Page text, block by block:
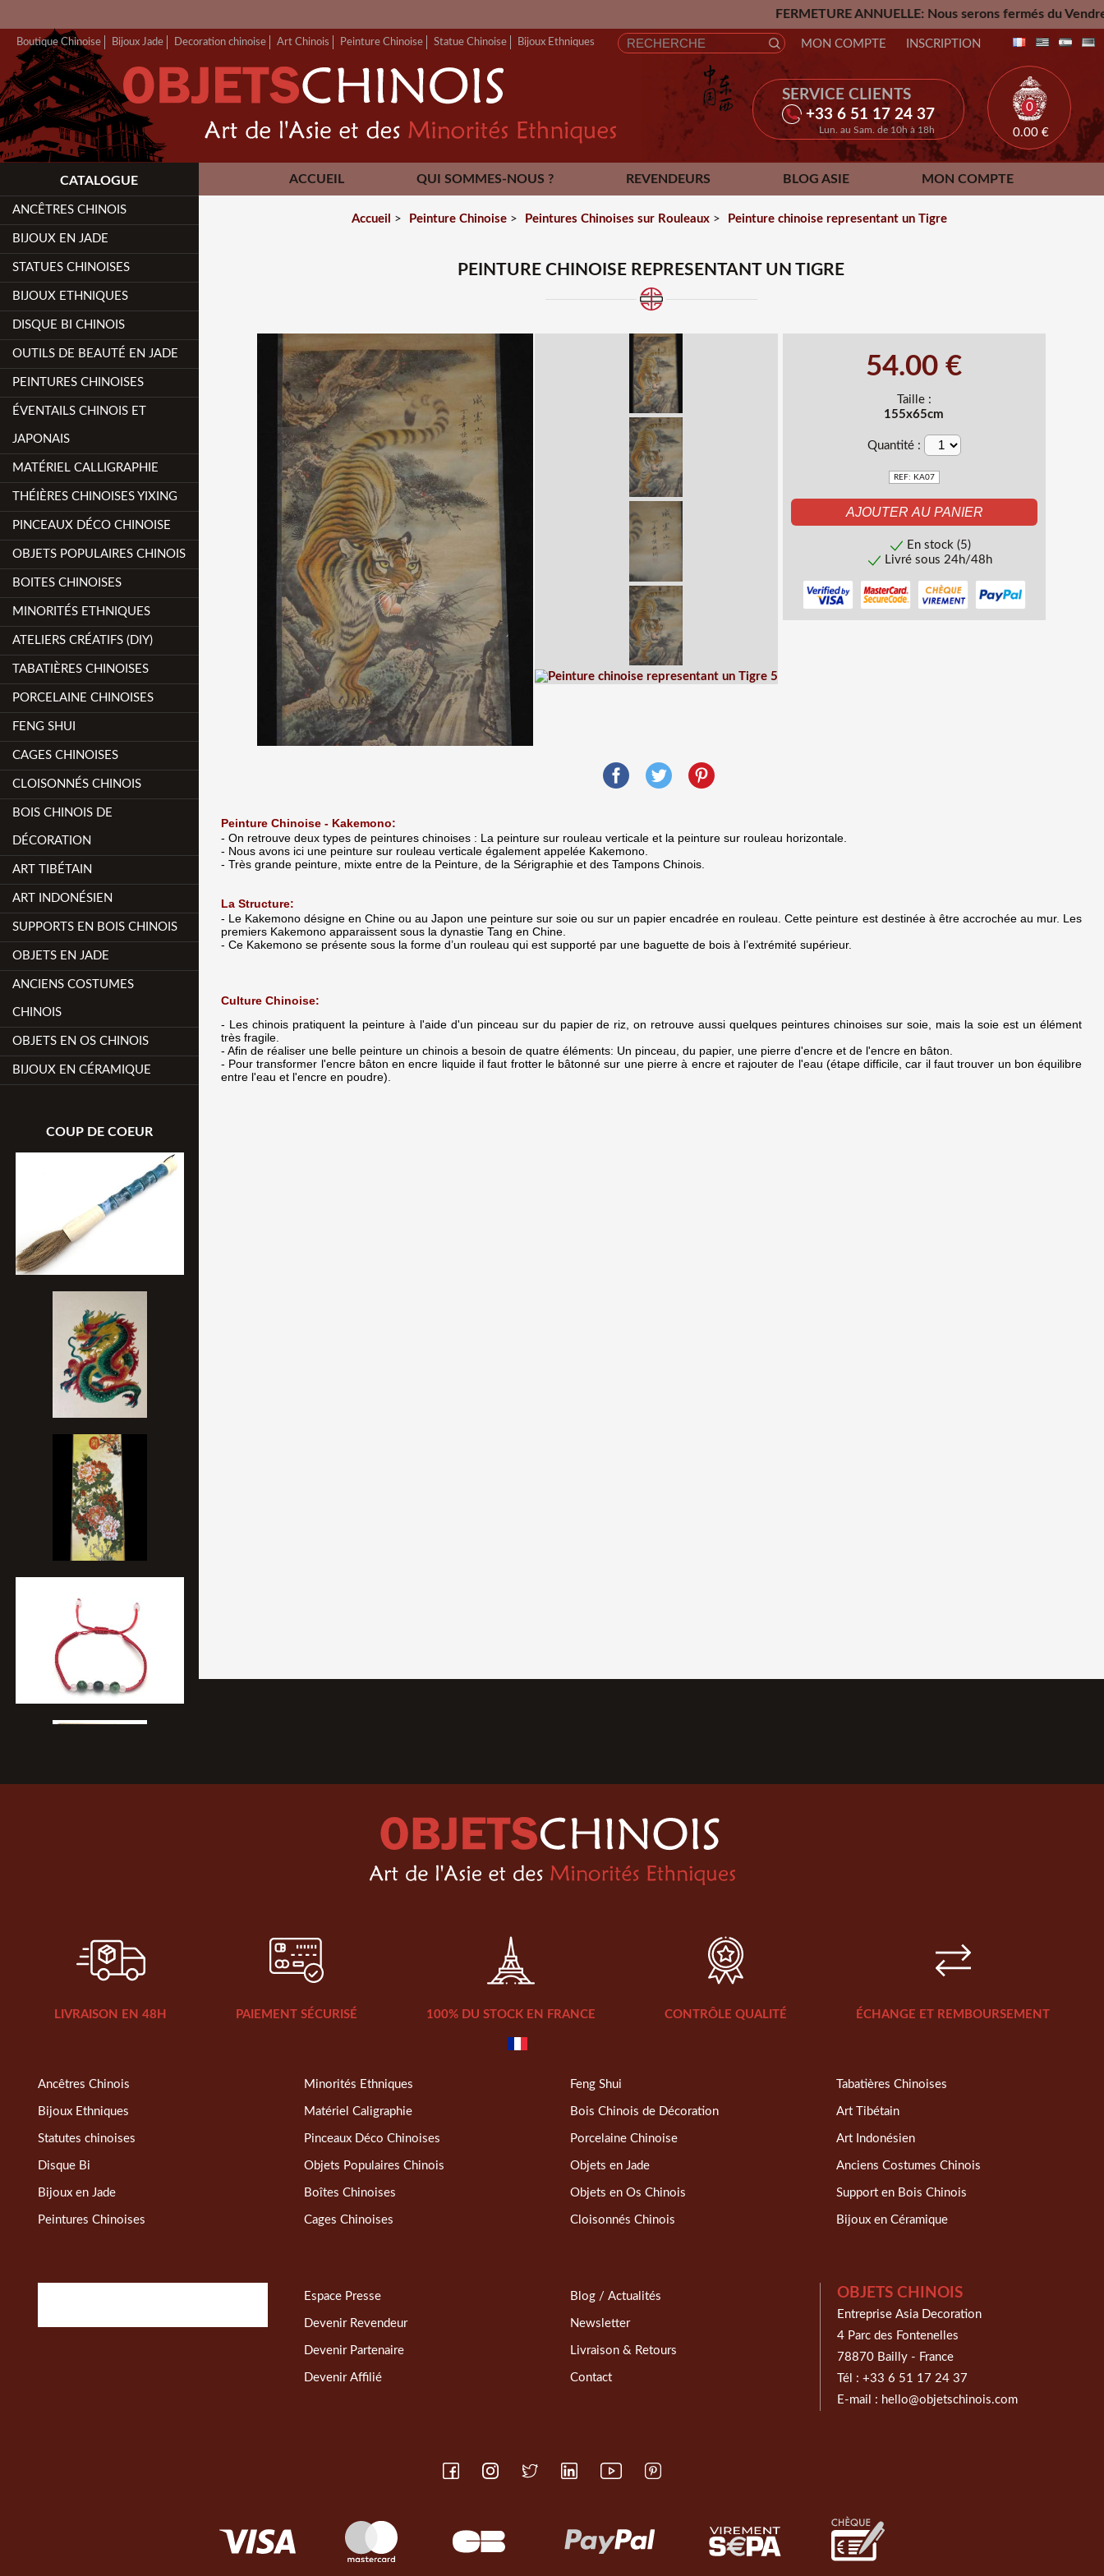
FERMETURE ANNUELLE: Nous serons fermés du Vendredi 24
Boutique Chinoise Bijoux Jade Decoration chinoise Art Chinois Peinture Chinoise Statue Chinoise Bijoux Ethniques
SERVICE CLIENTS
+33 6 51 17 24 37
Lun. au Sam. de 10h à 18h
MON COMPTE INSCRIPTION
0
0.00 €
ACCUEIL QUI SOMMES-NOUS ? REVENDEURS BLOG ASIE MON COMPTE
CONTACT
CATALOGUE
ANCÊTRES CHINOIS
BIJOUX EN JADE
STATUES CHINOISES
BIJOUX ETHNIQUES
DISQUE BI CHINOIS
OUTILS DE BEAUTÉ EN JADE
PEINTURES CHINOISES
ÉVENTAILS CHINOIS ET
JAPONAIS
MATÉRIEL CALLIGRAPHIE
THÉIÈRES CHINOISES YIXING
PINCEAUX DÉCO CHINOISE
OBJETS POPULAIRES CHINOIS
BOITES CHINOISES
MINORITÉS ETHNIQUES
ATELIERS CRÉATIFS (DIY)
TABATIÈRES CHINOISES
PORCELAINE CHINOISES
FENG SHUI
CAGES CHINOISES
CLOISONNÉS CHINOIS
BOIS CHINOIS DE
DÉCORATION
ART TIBÉTAIN
ART INDONÉSIEN
SUPPORTS EN BOIS CHINOIS
OBJETS EN JADE
ANCIENS COSTUMES
CHINOIS
OBJETS EN OS CHINOIS
BIJOUX EN CÉRAMIQUE
COUP DE COEUR
Accueil > Peinture Chinoise> Peintures Chinoises sur Rouleaux> Peinture chinoise representant un Tigre
PEINTURE CHINOISE REPRESENTANT UN TIGRE
54.00 €
Taille :
155x65cm
Quantité :
REF: KA07
En stock (5)
Livré sous 24h/48h
Peinture Chinoise - Kakemono:
- On retrouve deux types de peintures chinoises : La peinture sur rouleau verticale et la peinture sur rouleau horizontale.
- Nous avons ici une peinture sur rouleau verticale également appelée Kakemono.
- Très grande peinture, mixte entre de la Peinture, de la Sérigraphie et des Tampons Chinois.
La Structure:
- Le Kakemono désigne en Chine ou au Japon une peinture sur soie ou sur un papier encadrée en rouleau. Cette peinture est destinée à être accrochée au mur. Les
premiers Kakemono apparaissent sous la dynastie Tang en Chine.
- Ce Kakemono se présente sous la forme d’un rouleau qui est supporté par une baguette de bois à l’extrémité supérieur.
Culture Chinoise:
- Les chinois pratiquent la peinture à l'aide d'un pinceau sur du papier de riz, on retrouve aussi quelques peintures chinoises sur soie, mais la soie est un élément
très fragile.
- Afin de réaliser une belle peinture un chinois a besoin de quatre éléments: Un pinceau, du papier, une pierre d'encre et de l'encre en bâton.
- Pour transformer l'encre bâton en encre liquide il faut frotter le bâtonné sur une pierre à encre et rajouter de l'eau (étape difficile, car il faut trouver un bon équilibre
entre l'eau et l'encre en poudre).
LIVRAISON EN 48H PAIEMENT SÉCURISÉ 100% DU STOCK EN FRANCE CONTRÔLE QUALITÉ ÉCHANGE ET REMBOURSEMENT
Ancêtres Chinois
Bijoux Ethniques
Statutes chinoises
Disque Bi
Bijoux en Jade
Peintures Chinoises
Minorités Ethniques
Matériel Caligraphie
Pinceaux Déco Chinoises
Objets Populaires Chinois
Boîtes Chinoises
Cages Chinoises
Feng Shui
Bois Chinois de Décoration
Porcelaine Chinoise
Objets en Jade
Objets en Os Chinois
Cloisonnés Chinois
Tabatières Chinoises
Art Tibétain
Art Indonésien
Anciens Costumes Chinois
Support en Bois Chinois
Bijoux en Céramique
Espace Presse
Devenir Revendeur
Devenir Partenaire
Devenir Affilié
Blog / Actualités
Newsletter
Livraison & Retours
Contact
OBJETS CHINOIS
Entreprise Asia Decoration
4 Parc des Fontenelles
78870 Bailly - France
Tél : +33 6 51 17 24 37
E-mail : hello@objetschinois.com